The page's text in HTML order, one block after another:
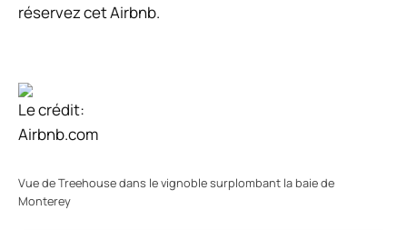
réservez cet Airbnb.
Le crédit:
Airbnb.com
Vue de Treehouse dans le vignoble surplombant la baie de
Monterey